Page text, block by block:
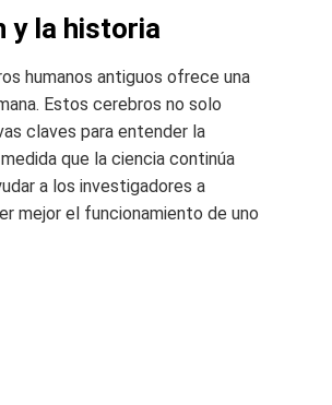
y la historia
humanos antiguos ofrece una
Estos cerebros no solo
claves para entender la
que la ciencia continúa
a los investigadores a
mejor el funcionamiento de uno